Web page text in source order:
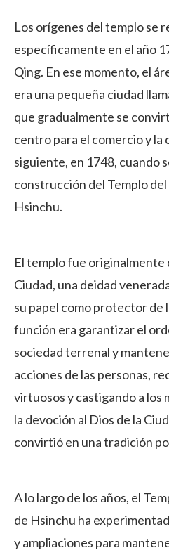
Los orígenes del templo se
específicamente en el año
Qing. En ese momento, el
era una pequeña ciudad
que gradualmente se
centro para el comercio y la
siguiente, en 1748, cuando
construcción del Templo del
Hsinchu.
El templo fue originalmente
Ciudad, una deidad
su papel como protector de
función era garantizar el
sociedad terrenal y
acciones de las personas,
virtuosos y castigando a los
la devoción al Dios de la
convirtió en una tradición
A lo largo de los años, el
de Hsinchu ha
y ampliaciones para